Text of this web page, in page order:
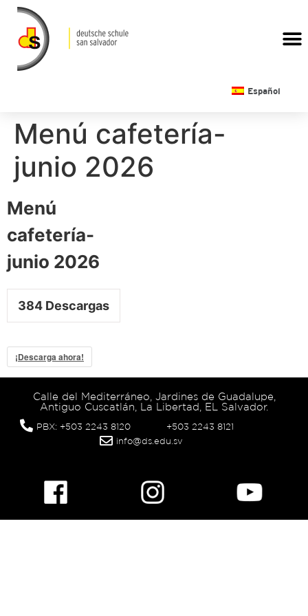
Español
Menú cafetería-
junio 2026
Menú
cafetería-
junio 2026
384 Descargas
¡Descarga ahora!
Calle del Mediterráneo, Jardines de Guadalupe,
Antiguo Cuscatlán, La Libertad, EL Salvador.
PBX: +503 2243 8120
+503 2243 8121
info@ds.edu.sv